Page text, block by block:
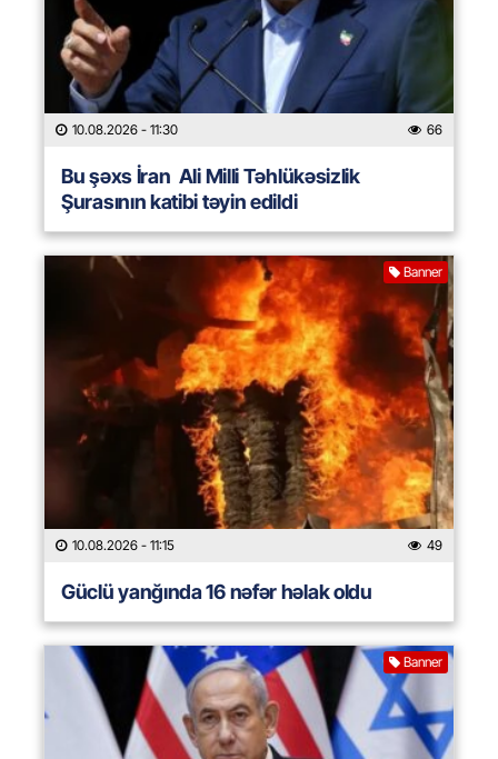
10.08.2026 - 11:30 66
Bu şəxs İran Ali Milli Təhlükəsizlik
Şurasının katibi təyin edildi
Banner
10.08.2026 - 11:15 49
Güclü yanğında 16 nəfər həlak oldu
Banner